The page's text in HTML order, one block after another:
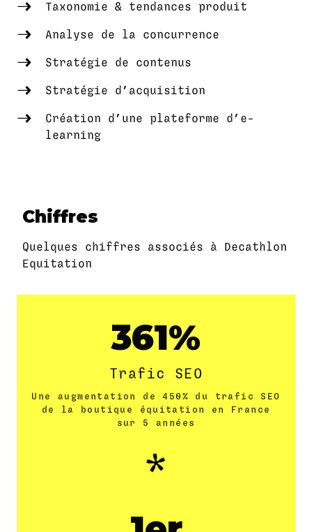
Taxonomie & tendances produit
Analyse de la concurrence
Stratégie de contenus
Stratégie d’acquisition
Création d’une plateforme d’e-
learning
Chiffres
Quelques chiffres associés à Decathlon
Equitation
450
Trafic SEO
Une augmentation de 450% du trafic SEO
de la boutique équitation en France
sur 5 années